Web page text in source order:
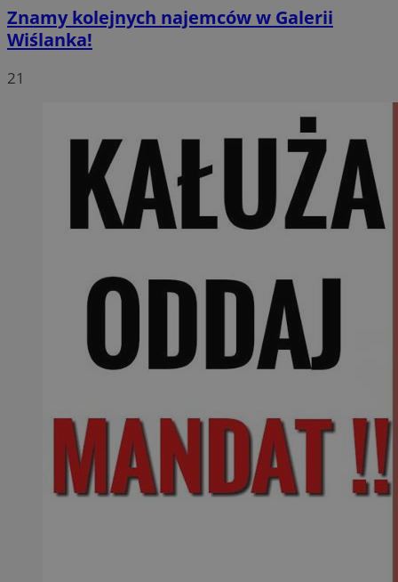
Znamy kolejnych najemców w Galerii
Wiślanka!
21